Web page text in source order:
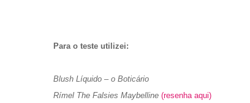
Para o teste utilizei:
Blush Líquido – o Boticário
Rímel The Falsies Maybelline (resenha aqui)